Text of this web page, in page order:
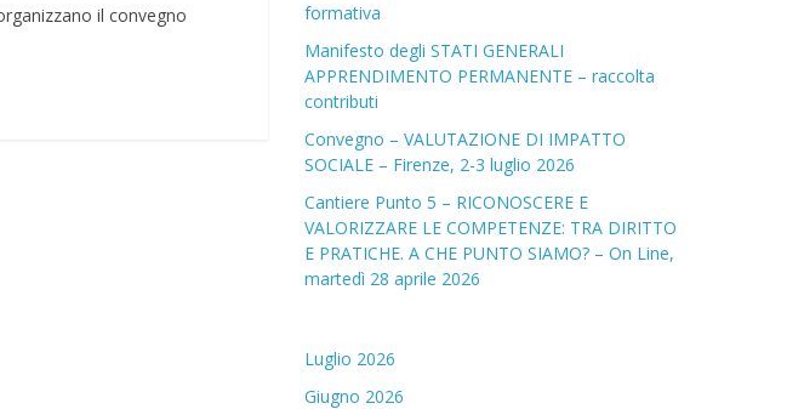
il convegno
formativa
Manifesto degli STATI GENERALI
APPRENDIMENTO PERMANENTE – raccolta
contributi
Convegno – VALUTAZIONE DI IMPATTO
SOCIALE – Firenze, 2-3 luglio 2026
Cantiere Punto 5 – RICONOSCERE E
VALORIZZARE LE COMPETENZE: TRA DIRITTO
E PRATICHE. A CHE PUNTO SIAMO? – On Line,
martedì 28 aprile 2026
Luglio 2026
Giugno 2026